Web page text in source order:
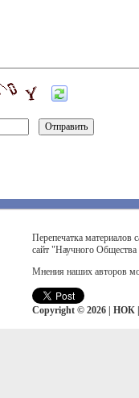
Перепечатка материалов
сайт "Научного
Мнения наших авторов
Copyright © 2026 | НОК